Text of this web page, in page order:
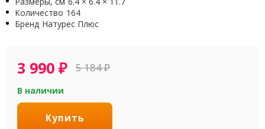
Количество 164
Бренд Натурес Плюс
3 990₽ 5 184₽
В наличии
Купить